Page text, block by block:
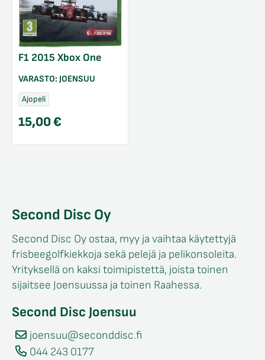
F1 2015 Xbox One
VARASTO: JOENSUU
Ajopeli
15,00€
Second Disc Oy
Second Disc Oy ostaa, myy ja vaihtaa käytettyjä
frisbeegolfkiekkoja sekä pelejä ja pelikonsoleita.
Yrityksellä on kaksi toimipistettä, joista toinen
sijaitsee Joensuussa ja toinen Raahessa.
Second Disc Joensuu
joensuu@seconddisc.fi
044 243 0177